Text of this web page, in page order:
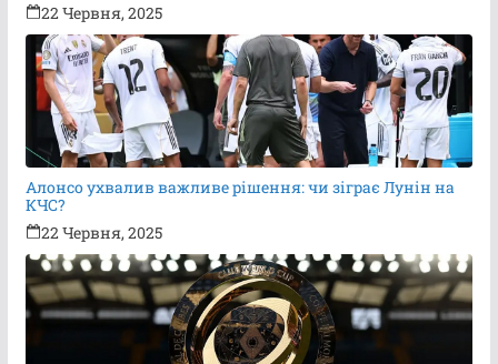
22 Червня, 2025
Алонсо ухвалив важливе рішення: чи зіграє Лунін на
КЧС?
22 Червня, 2025